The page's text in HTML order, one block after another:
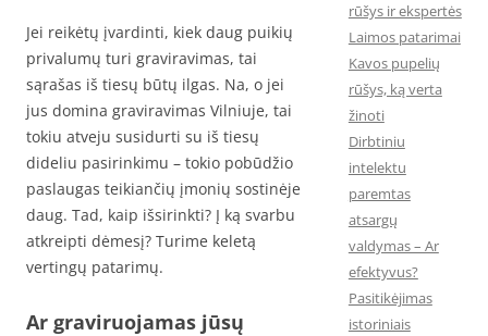
Jei reikėtų įvardinti, kiek daug puikių
privalumų turi graviravimas, tai
sąrašas iš tiesų būtų ilgas. Na, o jei
jus domina graviravimas Vilniuje, tai
tokiu atveju susidurti su iš tiesų
dideliu pasirinkimu – tokio pobūdžio
paslaugas teikiančių įmonių sostinėje
daug. Tad, kaip išsirinkti? Į ką svarbu
atkreipti dėmesį? Turime keletą
vertingų patarimų.
Ar graviruojamas jūsų
rūšys ir ekspertės
Laimos patarimai
Kavos pupelių
rūšys, ką verta
žinoti
Dirbtiniu
intelektu
paremtas
atsargų
valdymas – Ar
efektyvus?
Pasitikėjimas
istoriniais